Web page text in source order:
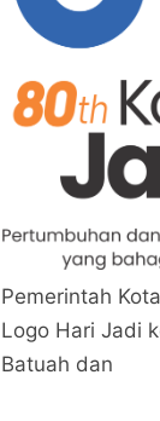
Pemerintah
Logo Hari Jadi
Batuah dan